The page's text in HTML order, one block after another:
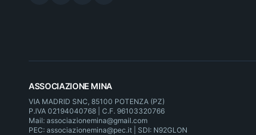
ASSOCIAZIONE MINA
VIA MADRID SNC, 85100 POTENZA (PZ)
P.IVA 02194040768 | C.F. 96103320766
Mail: associazionemina@gmail.com
PEC: associazionemina@pec.it | SDI: N92GLON